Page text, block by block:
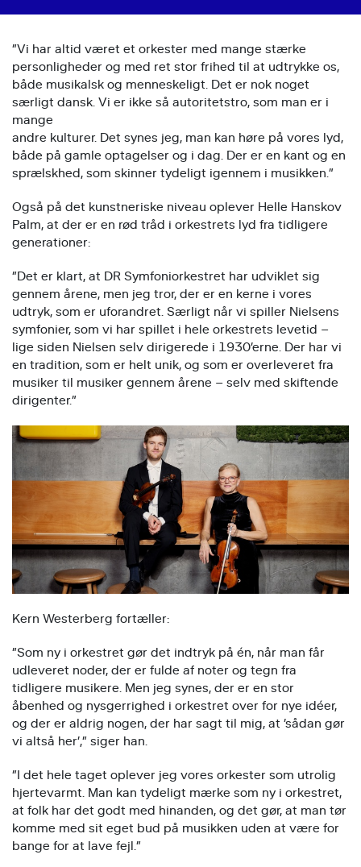
”Vi har altid været et orkester med mange stærke
personligheder og med ret stor frihed til at udtrykke os,
både musikalsk og menneskeligt. Det er nok noget
særligt dansk. Vi er ikke så autoritetstro, som man er i
mange
andre kulturer. Det synes jeg, man kan høre på vores lyd,
både på gamle optagelser og i dag. Der er en kant og en
sprælskhed, som skinner tydeligt igennem i musikken.”
Også på det kunstneriske niveau oplever Helle Hanskov
Palm, at der er en rød tråd i orkestrets lyd fra tidligere
generationer:
”Det er klart, at DR Symfoniorkestret har udviklet sig
gennem årene, men jeg tror, der er en kerne i vores
udtryk, som er uforandret. Særligt når vi spiller Nielsens
symfonier, som vi har spillet i hele orkestrets levetid –
lige siden Nielsen selv dirigerede i 1930’erne. Der har vi
en tradition, som er helt unik, og som er overleveret fra
musiker til musiker gennem årene – selv med skiftende
dirigenter.”
Kern Westerberg fortæller:
”Som ny i orkestret gør det indtryk på én, når man får
udleveret noder, der er fulde af noter og tegn fra
tidligere musikere. Men jeg synes, der er en stor
åbenhed og nysgerrighed i orkestret over for nye idéer,
og der er aldrig nogen, der har sagt til mig, at ’sådan gør
vi altså her’,” siger han.
”I det hele taget oplever jeg vores orkester som utrolig
hjertevarmt. Man kan tydeligt mærke som ny i orkestret,
at folk har det godt med hinanden, og det gør, at man tør
komme med sit eget bud på musikken uden at være for
bange for at lave fejl.”